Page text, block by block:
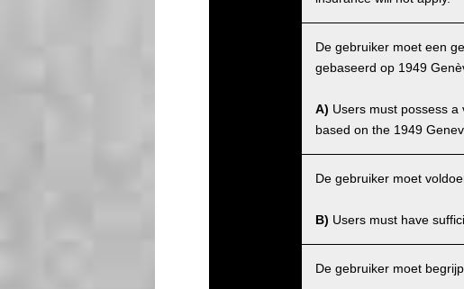
De gebruiker moet een
gebaseerd op 1949
A) Users must possess
based on the 1949
De gebruiker moet
B) Users must have
De gebruiker moet